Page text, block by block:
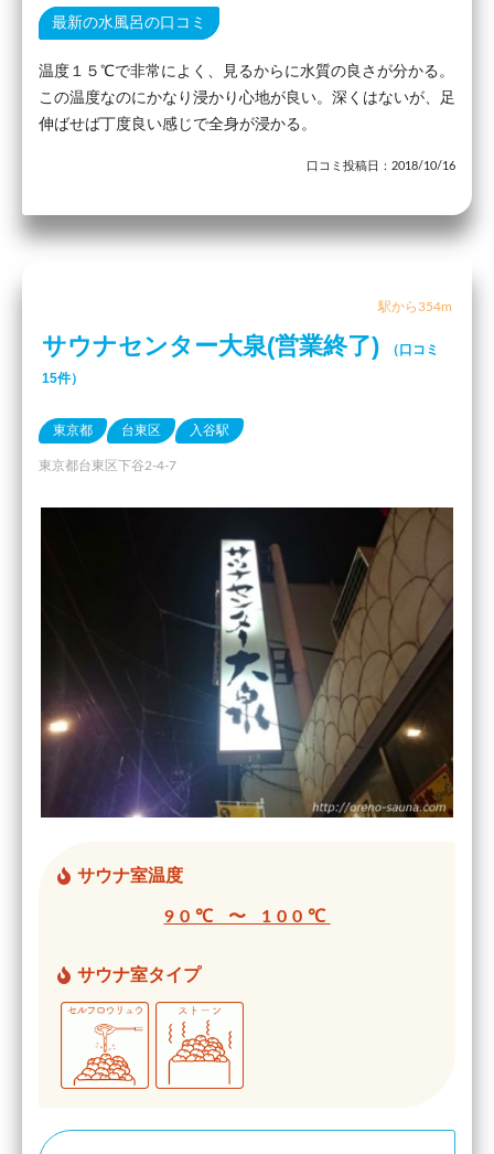
最新の水風呂の口コミ
温度１５℃で非常によく、見るからに水質の良さが分かる。
この温度なのにかなり浸かり心地が良い。深くはないが、足
伸ばせば丁度良い感じで全身が浸かる。
口コミ投稿日：2018/10/16
駅から354m
サウナセンター大泉(営業終了)
（口コミ
15件）
東京都 台東区 入谷駅
東京都台東区下谷2-4-7
サウナ室温度
90℃ 〜 100℃
サウナ室タイプ